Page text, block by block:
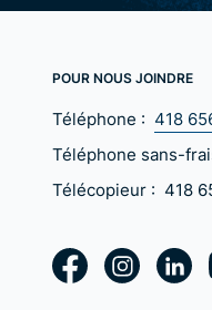
POUR NOUS JOINDRE
Téléphone : 418
Téléphone sans-
Télécopieur : 418